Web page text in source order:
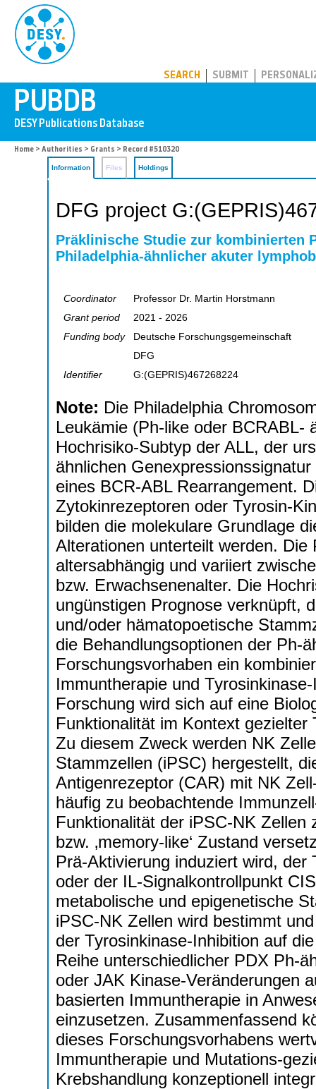
SEARCH SUBMIT
Home > Authorities > Grants > Record #510320
Information Files Holdings
DFG project
Präklinische Studie zur kombinierten
Philadelphia-ähnlicher akuter
Coordinator
Professor Dr. Martin Horstmann
Grant period
2021 - 2026
Funding body
Deutsche Forschungsgemeinschaft
DFG
Identifier
G:(GEPRIS)467268224
Note: Die Philadelphia
Leukämie (Ph-like oder BCRABL-
Hochrisiko-Subtyp der ALL, der
ähnlichen
eines BCR-ABL Rearrangement.
Zytokinrezeptoren oder Tyrosin-
bilden die molekulare Grundlage
Alterationen unterteilt werden.
altersabhängig und variiert
bzw. Erwachsenenalter. Die
ungünstigen Prognose verknüpft,
und/oder hämatopoetische
die Behandlungsoptionen der Ph-
Forschungsvorhaben ein
Immuntherapie und
Forschung wird sich auf eine
Funktionalität im Kontext
Zu diesem Zweck werden NK
Stammzellen (iPSC) hergestellt,
Antigenrezeptor (CAR) mit NK
häufig zu beobachtende
Funktionalität der iPSC-NK Zellen
bzw. ‚memory-like‘ Zustand
Prä-Aktivierung induziert wird,
oder der IL-Signalkontrollpunkt
metabolische und epigenetische
iPSC-NK Zellen wird bestimmt
der Tyrosinkinase-Inhibition auf
Reihe unterschiedlicher PDX Ph-
oder JAK Kinase-Veränderungen
basierten Immuntherapie in
einzusetzen. Zusammenfassend
dieses Forschungsvorhabens
Immuntherapie und Mutations-
Krebshandlung konzeptionell